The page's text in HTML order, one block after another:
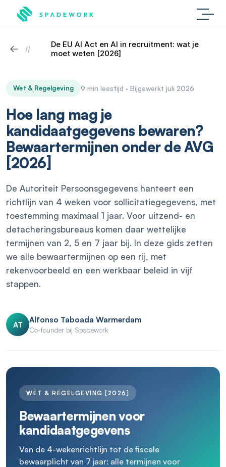
//
De EU AI Act en AI in recruitment: wat je
moet weten [2026]
Wet & Regelgeving 9 min leestijd · Bijgewerkt juli 2026
Hoe lang mag je
kandidaatgegevens bewaren?
Bewaartermijnen onder de AVG
[2026]
De Autoriteit Persoonsgegevens hanteert een
richtlijn van 4 weken voor sollicitatiegegevens, met
toestemming maximaal 1 jaar. Voor uitzend- en
detacheringsbureaus komen daar wettelijke
termijnen van 2, 5 en 7 jaar bij. In deze gids zetten
we alle bewaartermijnen op een rij, met
rekenvoorbeeld en een werkbaar beleid in vijf
stappen.
AT Alfonso Taboada Warmerdam
Co-founder bij Spadework
WET & REGELGEVING [2026]
Bewaartermijnen voor
kandidaatgegevens
Van de 4-wekenrichtlijn tot de fiscale
bewaarplicht van 7 jaar: alle termijnen voor